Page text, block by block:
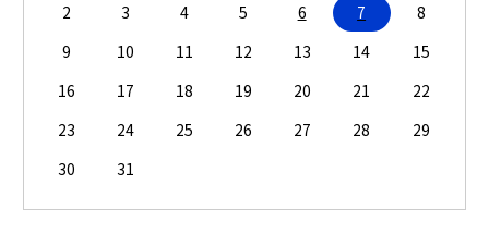
2
3 4 5 6 7
8
9
10 11 12 13 14
15
16
17 18 19 20 21
22
23
24 25 26 27 28
29
30
31